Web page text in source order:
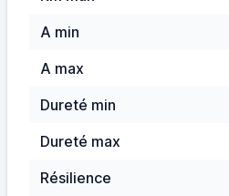
A min
A max
Dureté min
Dureté max
Résilience